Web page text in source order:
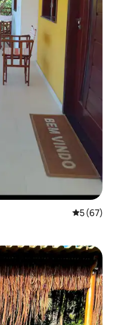
平均评分
5 (67)